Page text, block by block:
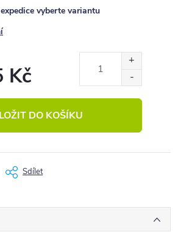
vyberte variantu
Kč
DO KOŠÍKU
Sdílet